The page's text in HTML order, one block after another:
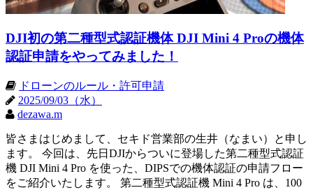
DJI初の第二種型式認証機体 DJI Mini 4 Proの機体
認証申請をやってみました！
ドローンのルール・許可申請
2025/09/03（水）
dezawa.m
皆さまはじめまして、セキド営業部の生井（なまい）と申し
ます。 今回は、先日DJIからついに登場した第二種型式認証
機 DJI Mini 4 Pro を使った、DIPSでの機体認証の申請フロー
をご紹介いたします。 第二種型式認証機 Mini 4 Pro は、100